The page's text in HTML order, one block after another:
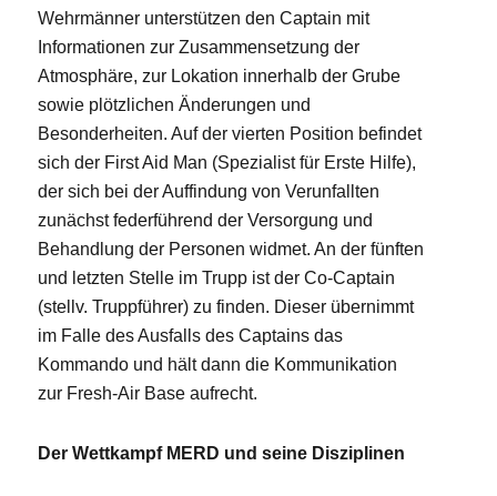
Wehrmänner unterstützen den Captain mit
Informationen zur Zusammensetzung der
Atmosphäre, zur Lokation innerhalb der Grube
sowie plötzlichen Änderungen und
Besonderheiten. Auf der vierten Position befindet
sich der First Aid Man (Spezialist für Erste Hilfe),
der sich bei der Auffindung von Verunfallten
zunächst federführend der Versorgung und
Behandlung der Personen widmet. An der fünften
und letzten Stelle im Trupp ist der Co-Captain
(stellv. Truppführer) zu finden. Dieser übernimmt
im Falle des Ausfalls des Captains das
Kommando und hält dann die Kommunikation
zur Fresh-Air Base aufrecht.
Der Wettkampf MERD und seine Disziplinen